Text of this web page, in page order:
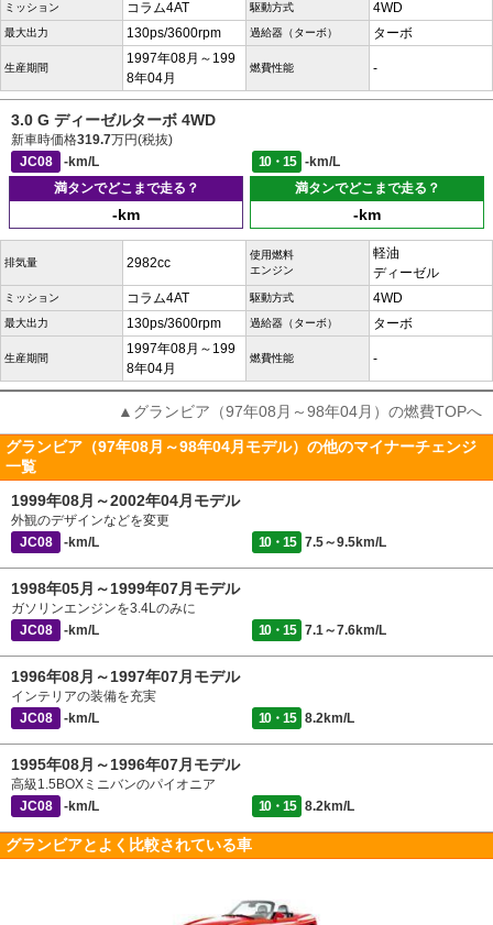
ミッション コラム4AT 駆動方式 4WD
最大出力 130ps/3600rpm 過給器（ターボ） ターボ
生産期間
1997年08月～199
8年04月
燃費性能 -
3.0 G ディーゼルターボ 4WD
新車時価格319.7万円(税抜)
JC08
-km/L 10・15
-km/L
満タンでどこまで走る？
-km
満タンでどこまで走る？
-km
排気量 2982cc
使用燃料
エンジン
軽油
ディーゼル
ミッション コラム4AT 駆動方式 4WD
最大出力 130ps/3600rpm 過給器（ターボ） ターボ
生産期間
1997年08月～199
8年04月
燃費性能 -
▲グランビア（97年08月～98年04月）の燃費TOPへ
グランビア（97年08月～98年04月モデル）の他のマイナーチェンジ
一覧
1999年08月～2002年04月モデル
外観のデザインなどを変更
JC08
-km/L 10・15 7.5～9.5km/L
1998年05月～1999年07月モデル
ガソリンエンジンを3.4Lのみに
JC08
-km/L 10・15 7.1～7.6km/L
1996年08月～1997年07月モデル
インテリアの装備を充実
JC08
-km/L 10・15 8.2km/L
1995年08月～1996年07月モデル
高級1.5BOXミニバンのパイオニア
JC08
-km/L 10・15 8.2km/L
グランビアとよく比較されている車